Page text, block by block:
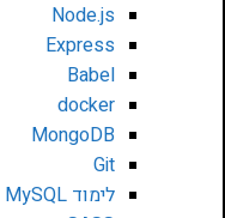
Node.js
Express
Babel
docker
MongoDB
Git
לימוד MySQL